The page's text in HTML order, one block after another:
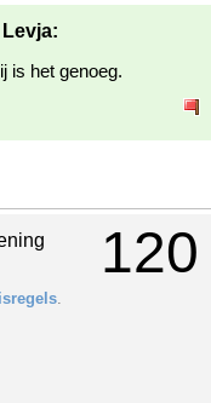
is het genoeg.
120